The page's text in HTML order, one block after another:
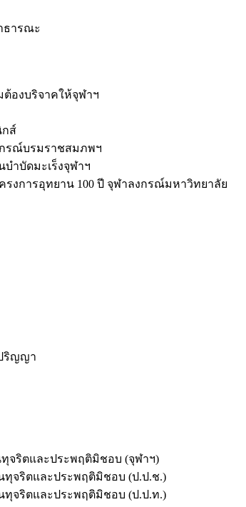
ธารณะ
ต้องบริจาคให้จุฬาฯ
กส์
รณ์บรมราชสมภพฯ
ำบัดมะเร็งจุฬาฯ
รงการอุทยาน 100 ปี จุฬาลงกรณ์มหาวิทยาลัย
ริญญา
ทุจริตและประพฤติมิชอบ (จุฬาฯ)
นทุจริตและประพฤติมิชอบ (ป.ป.ช.)
นทุจริตและประพฤติมิชอบ (ป.ป.ท.)